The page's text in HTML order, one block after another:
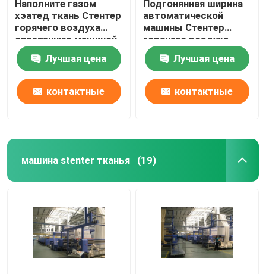
Наполните газом
хэатед ткань Стентер
горячего воздуха
сплетенную машиной
заканчивая
совмещенные Пин
Стентер/зажим
Лучшая цена
контактные
Подгонянная ширина
автоматической
машины Стентер
горячего воздуха
вертикальная цепная
узкая Лучшая цена
контактные
машина stenter тканья (19)